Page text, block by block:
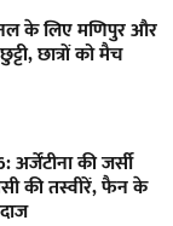
के लिए मणिपुर और
छात्रों को मैच
की जर्सी
की तस्वीरें, फैन के